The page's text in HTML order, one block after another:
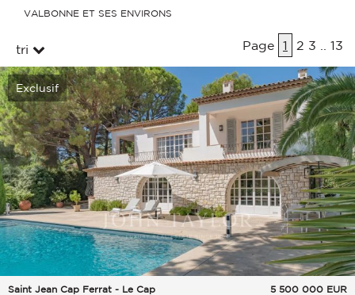
VALBONNE ET SES ENVIRONS
tri Page 1 2 3 13
Exclusif
Saint Jean Cap Ferrat - Le Cap
5 500 000 EUR